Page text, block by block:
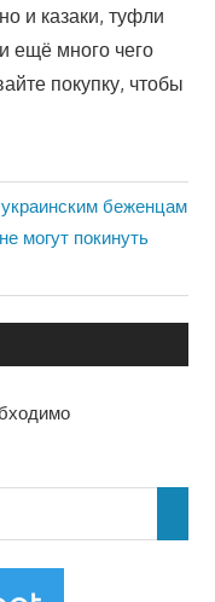
и казаки, туфли
ещё много чего
покупку, чтобы
беженцам
могут покинуть